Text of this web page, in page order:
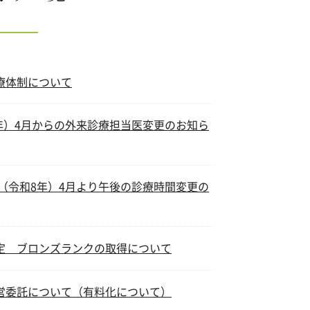
体制について
4月からの外来診療担当医変更のお知ら
令和8年）4月より午後の診療時間変更の
ブロンズランクの取得について
託について（有料化について）